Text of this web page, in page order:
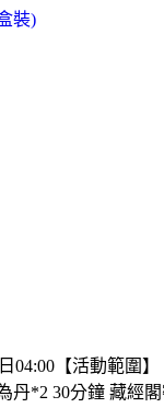
裝)
04:00【活動範
*2 30分鐘 藏經